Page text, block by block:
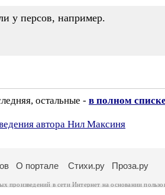
у персов, например.
остальные - в полном списке
автора Нил Максиня
О портале Стихи.ру Проза.ру
произведений в сети Интернет на основании
только с согласия его автора, к которому